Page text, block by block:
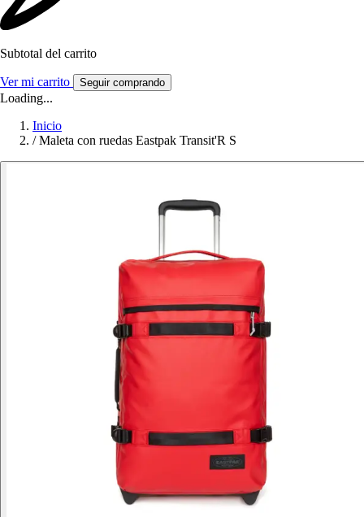
Subtotal del carrito
Ver mi carrito Seguir comprando
Loading...
Inicio
/ Maleta con ruedas Eastpak Transit'R S